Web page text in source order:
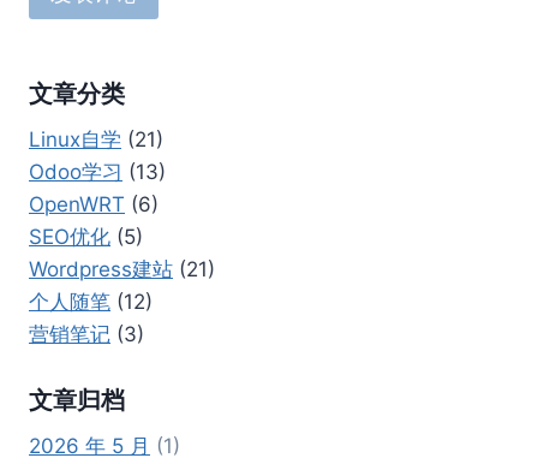
文章分类
Linux自学 (21)
Odoo学习 (13)
OpenWRT (6)
SEO优化 (5)
Wordpress建站 (21)
个人随笔 (12)
营销笔记 (3)
文章归档
2026 年 5 月 (1)